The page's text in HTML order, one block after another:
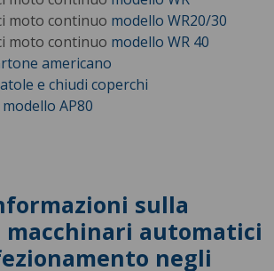
moto continuo modello WR20/30
moto continuo modello WR 40
americano
e chiudi coperchi
AP80
sulla
automatici
negli